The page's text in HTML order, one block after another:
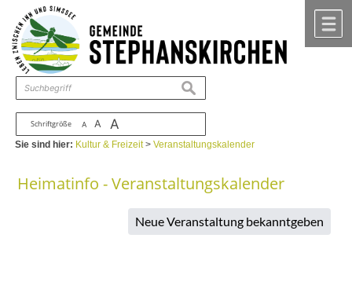
Zum Inhalt ,zur Navigation
Schriftgröße A A A
suchen
Sie sind hier: Kultur & Freizeit>Veranstaltungskalender
Heimatinfo - Veranstaltungskalender